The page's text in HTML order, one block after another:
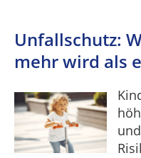
Unfallschutz:
mehr wird als